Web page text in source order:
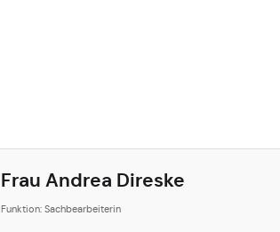
Frau Andrea Direske
Funktion: Sachbearbeiterin